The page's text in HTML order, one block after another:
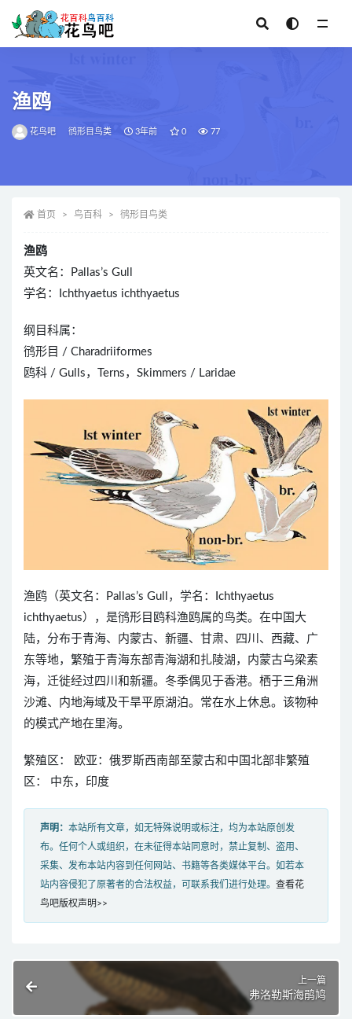
渔鸥
花鸟吧 鸻形目鸟类 3年前 0 77
首页 鸟百科 鸻形目鸟类
渔鸥
英文名：Pallas’s Gull
学名：Ichthyaetus ichthyaetus
纲目科属：
鸻形目 / Charadriiformes
鸥科 / Gulls，Terns，Skimmers / Laridae
渔鸥（英文名：Pallas’s Gull，学名：Ichthyaetus
ichthyaetus），是鸻形目鸥科渔鸥属的鸟类。在中国大
陆，分布于青海、内蒙古、新疆、甘肃、四川、西藏、广
东等地，繁殖于青海东部青海湖和扎陵湖，内蒙古乌梁素
海，迁徙经过四川和新疆。冬季偶见于香港。栖于三角洲
沙滩、内地海域及干旱平原湖泊。常在水上休息。该物种
的模式产地在里海。
繁殖区： 欧亚：俄罗斯西南部至蒙古和中国北部非繁殖
区： 中东，印度
声明： 本站所有文章，如无特殊说明或标注，均为本站原创发
布。任何个人或组织，在未征得本站同意时，禁止复制、盗用、
采集、发布本站内容到任何网站、书籍等各类媒体平台。如若本
站内容侵犯了原著者的合法权益，可联系我们进行处理。 查看花
鸟吧版权声明>>
上一篇
弗洛勒斯海鹃鸠